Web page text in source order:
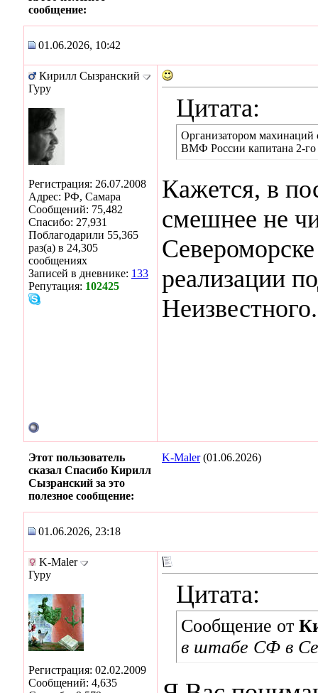
сообщение:
01.06.2026, 10:42
Кирилл Сызранский
Гуру
Регистрация: 26.07.2008
Адрес: РФ, Самара
Сообщений: 75,482
Спасибо: 27,931
Поблагодарили 55,365
раз(а) в 24,305
сообщениях
Записей в дневнике: 133
Репутация: 102425
Цитата:
Организатором махинаций
ВМФ России капитана 2-
Кажется, в
смешнее не
реализации
Неизвестного.
Этот пользователь
сказал Спасибо Кирилл
Сызранский за это
полезное сообщение:
K-Maler(01.06.2026)
01.06.2026, 23:18
K-Maler
Гуру
Регистрация: 02.02.2009
Сообщений: 4,635
Цитата:
Сообщение от
в штабе СФ в